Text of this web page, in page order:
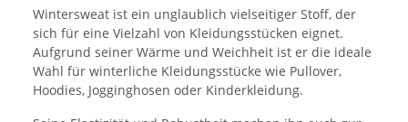
Wintersweat ist ein unglaublich vielseitiger Stoff, der
sich für eine Vielzahl von Kleidungsstücken eignet.
Aufgrund seiner Wärme und Weichheit ist er die ideale
Wahl für winterliche Kleidungsstücke wie Pullover,
Hoodies, Jogginghosen oder Kinderkleidung.